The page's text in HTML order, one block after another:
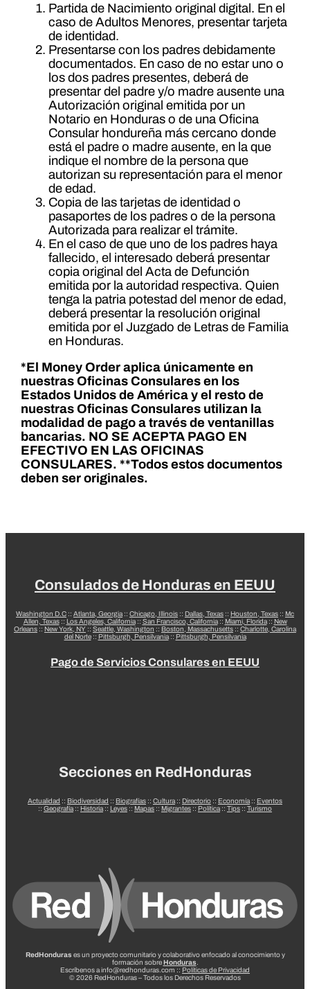
Partida de Nacimiento original digital. En el
caso de Adultos Menores, presentar tarjeta
de identidad.
Presentarse con los padres debidamente
documentados. En caso de no estar uno o
los dos padres presentes, deberá de
presentar del padre y/o madre ausente una
Autorización original emitida por un
Notario en Honduras o de una Oficina
Consular hondureña más cercano donde
está el padre o madre ausente, en la que
indique el nombre de la persona que
autorizan su representación para el menor
de edad.
Copia de las tarjetas de identidad o
pasaportes de los padres o de la persona
Autorizada para realizar el trámite.
En el caso de que uno de los padres haya
fallecido, el interesado deberá presentar
copia original del Acta de Defunción
emitida por la autoridad respectiva. Quien
tenga la patria potestad del menor de edad,
deberá presentar la resolución original
emitida por el Juzgado de Letras de Familia
en Honduras.
*El Money Order aplica únicamente en
nuestras Oficinas Consulares en los
Estados Unidos de América y el resto de
nuestras Oficinas Consulares utilizan la
modalidad de pago a través de ventanillas
bancarias. NO SE ACEPTA PAGO EN
EFECTIVO EN LAS OFICINAS
CONSULARES. **Todos estos documentos
deben ser originales.
Consulados de Honduras en EEUU
Washington D.C :: Atlanta, Georgia :: Chicago, Illinois :: Dallas, Texas :: Houston, Texas :: Mc
Allen, Texas:: Los Angeles, California:: San Francisco, California:: Miami, Florida:: New
Orleans :: New York, NY :: Seattle, Washington :: Boston, Massachusetts :: Charlotte, Carolina
del Norte:: Pittsburgh, Pensilvania:: Pittsburgh, Pensilvania
Pago de Servicios Consulares en EEUU
Secciones en RedHonduras
Actualidad :: Biodiversidad :: Biografías :: Cultura :: Directorio :: Economía :: Eventos
:: Geografía :: Historia :: Leyes :: Mapas :: Migrantes :: Política :: Tips :: Turismo
RedHonduras es un proyecto comunitario y colaborativo enfocado al conocimiento y
formación sobreHonduras
Escríbenos a info@redhonduras.com :: Políticas de Privacidad
© 2026 RedHonduras – Todos los Derechos Reservados